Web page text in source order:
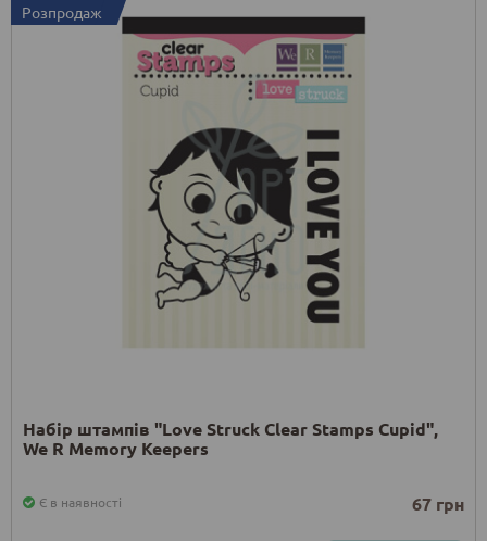
Розпродаж
Набір штампів "Love Struck Clear Stamps Cupid",
We R Memory Keepers
Є в наявності 67 грн